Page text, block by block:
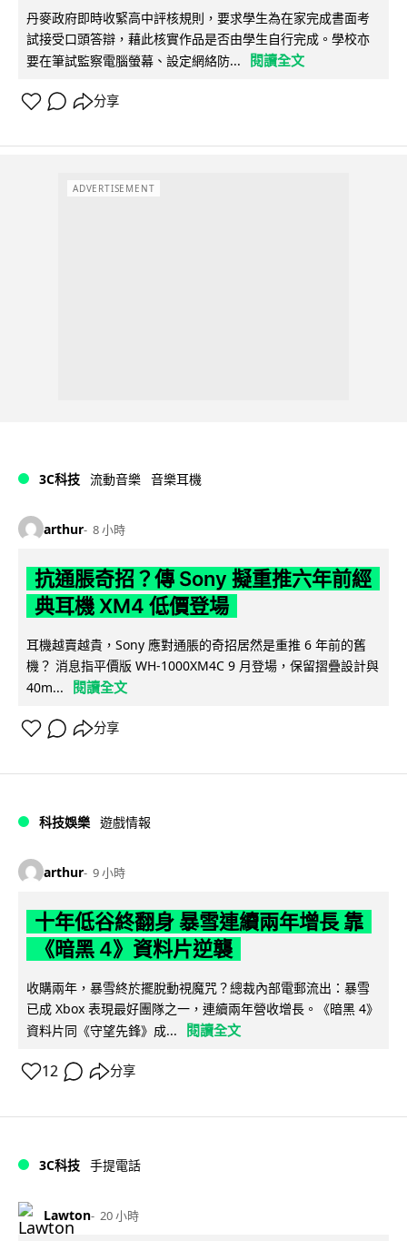
丹麥政府即時收緊高中評核規則，要求學生為在家完成書面考
試接受口頭答辯，藉此核實作品是否由學生自行完成。學校亦
要在筆試監察電腦螢幕、設定網絡防...
閱讀全文
分享
ADVERTISEMENT
3C科技 流動音樂 音樂耳機
arthur 8 小時
抗通脹奇招？傳 Sony 擬重推六年前經
典耳機 XM4 低價登場
耳機越賣越貴，Sony 應對通脹的奇招居然是重推 6 年前的舊
機？ 消息指平價版 WH-1000XM4C 9 月登場，保留摺疊設計與
40m...
閱讀全文
分享
科技娛樂 遊戲情報
arthur 9 小時
十年低谷終翻身 暴雪連續兩年增長 靠
《暗黑 4》資料片逆襲
收購兩年，暴雪終於擺脫動視魔咒？總裁內部電郵流出：暴雪
已成 Xbox 表現最好團隊之一，連續兩年營收增長。《暗黑 4》
資料片同《守望先鋒》成...
閱讀全文
12 分享
3C科技 手提電話
Lawton 20 小時